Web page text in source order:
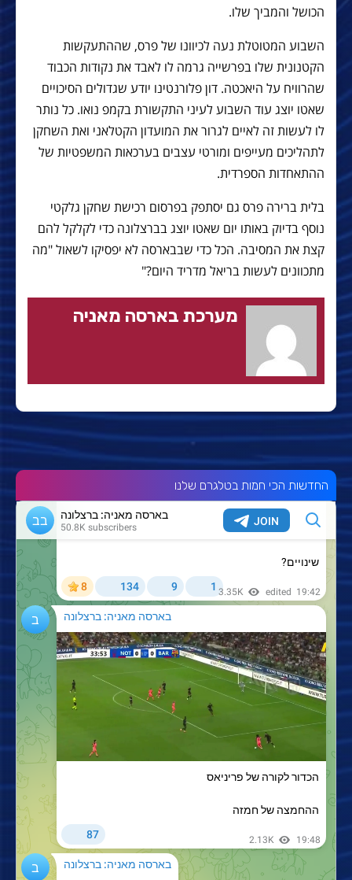
הכושל והמביך שלו.
השבוע המטוטלת נעה לכיוונו של פרס, שההתעקשות
הקטנונית שלו בפרשייה גרמה לו לאבד את נקודות הכבוד
שהרוויח על היאכטה. דון פלורנטינו יודע שגדולים הסיכויים
שאטו יוצג עוד השבוע לעיני התקשורת בקמפ נואו. כל נותר
לו לעשות זה לאיים לגרור את המועדון הקטלאני ואת השחקן
לתהליכים מעייפים ומורטי עצבים בערכאות המשפטיות של
ההתאחדות הספרדית.
בלית ברירה פרס גם יסתפק בפרסום רכישת שחקן גלקטי
נוסף בדיוק באותו יום שאטו יוצג בברצלונה כדי לקלקל להם
קצת את המסיבה. הכל כדי שבבארסה לא יפסיקו לשאול "מה
מתכוונים לעשות בריאל מדריד היום?"
מערכת בארסה מאניה
החדשות הכי חמות בטלגרם שלנו